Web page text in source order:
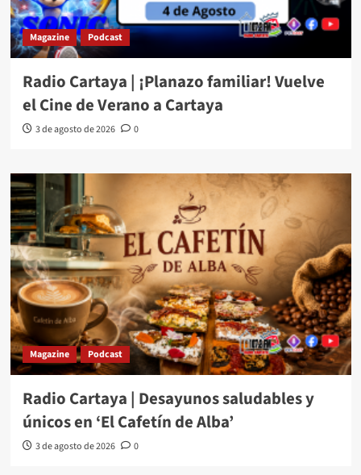
Magazine Podcast
Radio Cartaya | ¡Planazo familiar! Vuelve
el Cine de Verano a Cartaya
3 de agosto de 2026 0
Magazine Podcast
Radio Cartaya | Desayunos saludables y
únicos en ‘El Cafetín de Alba’
3 de agosto de 2026 0